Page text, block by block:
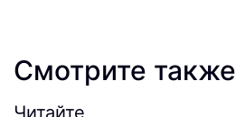
Смотрите также
Читайте